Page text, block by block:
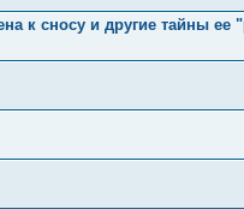
к сносу и другие тайны ее